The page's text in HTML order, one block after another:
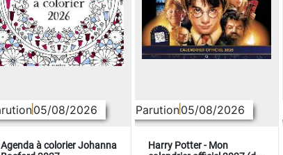
05/08/2026
Agenda à colorier Johanna
Parution05/08/2026
Harry Potter - Mon